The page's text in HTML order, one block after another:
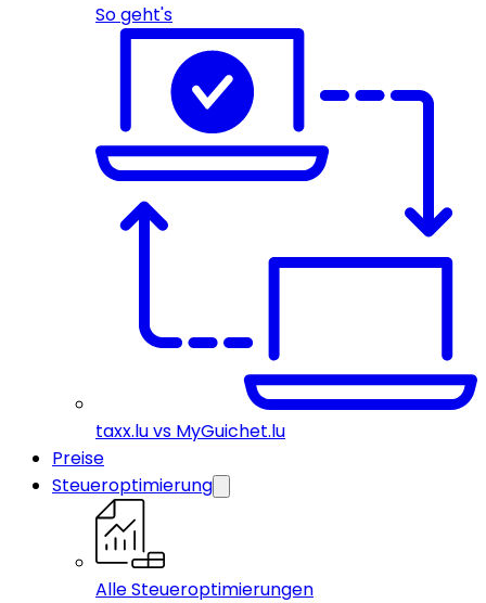
So geht's
taxx.lu vs MyGuichet.lu
Preise
Steueroptimierung
Alle Steueroptimierungen